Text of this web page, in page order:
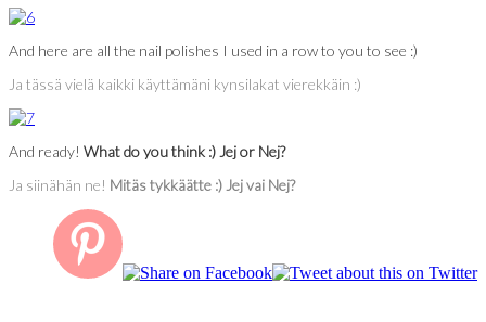
And here are all the nail polishes I used in a row to you to see :)
Ja tässä vielä kaikki käyttämäni kynsilakat vierekkäin :)
And ready! What do you think :) Jej or Nej?
Ja siinähän ne! Mitäs tykkäätte :) Jej vai Nej?